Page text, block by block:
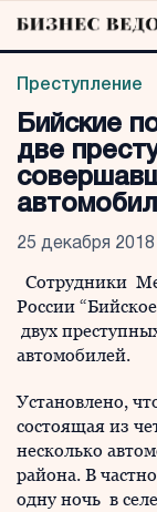
Преступление
Бийские
две
25 декабря 2018
Сотрудники
России
двух
автомобилей.
Установлено,
состоящая из
несколько
района. В
одну ночь в